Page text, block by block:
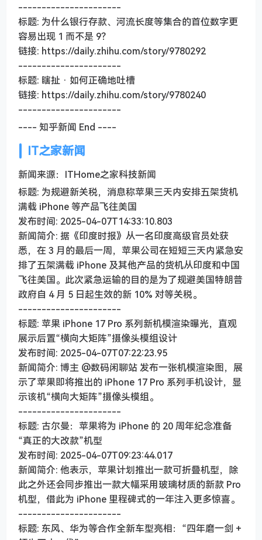
----------------------
标题: 为什么银行存款、河流长度等集合的首位数字更
容易出现 1 而不是 9？
链接: https://daily.zhihu.com/story/9780292
----------------------
标题: 瞎扯 · 如何正确地吐槽
链接: https://daily.zhihu.com/story/9780240
----------------------
---- 知乎新闻 End ----
IT之家新闻
新闻来源：ITHome之家科技新闻
标题: 为规避新关税，消息称苹果三天内安排五架货机
满载 iPhone 等产品飞往美国
发布时间: 2025-04-07T14:33:10.803
新闻简介: 据《印度时报》从一名印度高级官员处获
悉，在 3 月的最后一周，苹果公司在短短三天内紧急安
排了五架满载 iPhone 及其他产品的货机从印度和中国
飞往美国。此次紧急运输的目的是为了规避美国特朗普
政府自 4 月 5 日起生效的新 10% 对等关税。
----------------------
标题: 苹果 iPhone 17 Pro 系列新机模渲染曝光，直观
展示后置“横向大矩阵”摄像头模组设计
发布时间: 2025-04-07T07:22:23.95
新闻简介: 博主 @数码闲聊站 发布一张机模渲染图，展
示了苹果即将推出的 iPhone 17 Pro 系列手机设计，显
示该机“横向大矩阵”摄像头模组。
----------------------
标题: 古尔曼：苹果将为 iPhone 的 20 周年纪念准备
“真正的大改款”机型
发布时间: 2025-04-07T09:23:44.017
新闻简介: 他表示，苹果计划推出一款可折叠机型，除
此之外还会同步推出一款大幅采用玻璃材质的新款 Pro
机型，借此为 iPhone 里程碑式的一年注入更多惊喜。
----------------------
标题: 东风、华为等合作全新车型亮相：“四年磨一剑 +